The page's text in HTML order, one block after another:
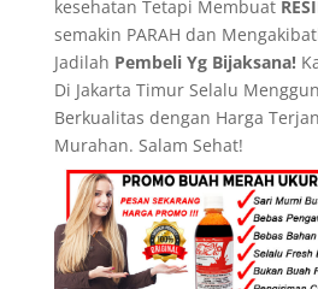
kesehatan Tetapi Membuat
semakin PARAH dan
Jadilah Pembeli Yg Bijaksana!
Di Jakarta Timur Selalu
Berkualitas dengan Harga
Murahan. Salam Sehat!